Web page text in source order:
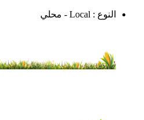
النوع : Local - محلي